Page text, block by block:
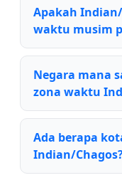
Apakah
waktu musim
Negara mana
zona waktu
Ada berapa
Indian/